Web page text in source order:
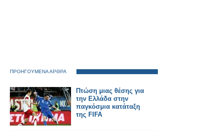
ΠΡΟΗΓΟΥΜΕΝΑ ΑΡΘΡΑ
Πτώση μιας θέσης για
την Ελλάδα στην
παγκόσμια κατάταξη
της FIFA